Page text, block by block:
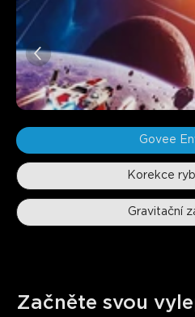
Govee
Korekce
Gravitační
Začněte svou